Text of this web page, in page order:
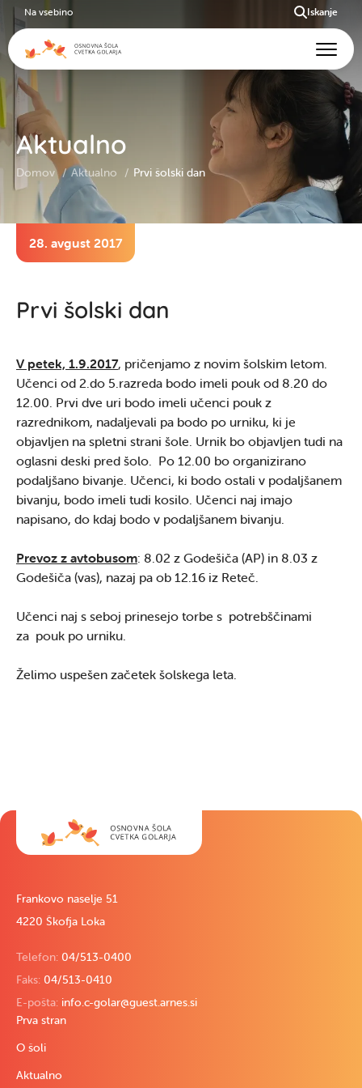
Aktualno
Domov Aktualno Prvi šolski dan
28. avgust 2017
Prvi šolski dan
V petek, 1.9.2017, pričenjamo z novim šolskim letom.
Učenci od 2.do 5.razreda bodo imeli pouk od 8.20 do
12.00. Prvi dve uri bodo imeli učenci pouk z
razrednikom, nadaljevali pa bodo po urniku, ki je
objavljen na spletni strani šole. Urnik bo objavljen tudi na
oglasni deski pred šolo. Po 12.00 bo organizirano
podaljšano bivanje. Učenci, ki bodo ostali v podaljšanem
bivanju, bodo imeli tudi kosilo. Učenci naj imajo
napisano, do kdaj bodo v podaljšanem bivanju.
Prevoz z avtobusom: 8.02 z Godešiča (AP) in 8.03 z
Godešiča (vas), nazaj pa ob 12.16 iz Reteč.
Učenci naj s seboj prinesejo torbe s potrebščinami
za pouk po urniku.
Želimo uspešen začetek šolskega leta.
Frankovo naselje 51
4220 Škofja Loka
Telefon: 04/513-0400
Faks: 04/513-0410
E-pošta: info.c-golar@guest.arnes.si
Prva stran
O šoli
Aktualno
Na vsebino Iskanje